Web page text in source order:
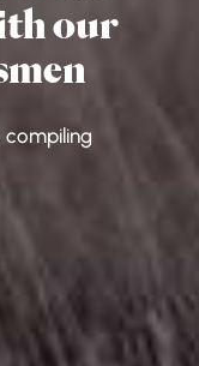
our
compiling